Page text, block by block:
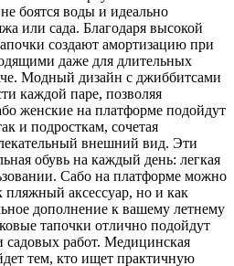
боятся воды и идеально
или сада. Благодаря высокой
создают амортизацию при
даже для длительных
Модный дизайн с джиббитсами
каждой паре, позволяя
женские на платформе подойдут
и подросткам, сочетая
внешний вид. Эти
обувь на каждый день: легкая
Сабо на платформе можно
пляжный аксессуар, но и как
дополнение к вашему летнему
тапочки отлично подойдут
садовых работ. Медицинская
тем, кто ищет практичную